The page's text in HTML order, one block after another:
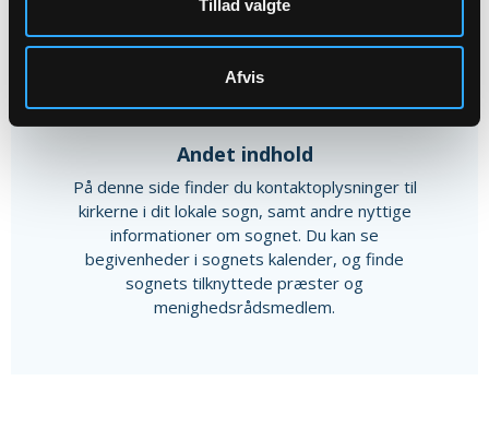
Tillad valgte
Afvis
Andet indhold
På denne side finder du kontaktoplysninger til
kirkerne i dit lokale sogn, samt andre nyttige
informationer om sognet. Du kan se
begivenheder i sognets kalender, og finde
sognets tilknyttede præster og
menighedsrådsmedlem.